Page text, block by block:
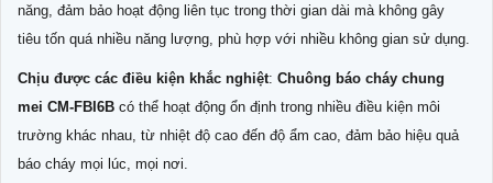
năng, đảm bảo hoạt động liên tục trong thời gian dài mà không gây
tiêu tốn quá nhiều năng lượng, phù hợp với nhiều không gian sử dụng.
Chịu được các điều kiện khắc nghiệt: Chuông báo cháy chung
mei CM-FBI6B có thể hoạt động ổn định trong nhiều điều kiện môi
trường khác nhau, từ nhiệt độ cao đến độ ẩm cao, đảm bảo hiệu quả
báo cháy mọi lúc, mọi nơi.